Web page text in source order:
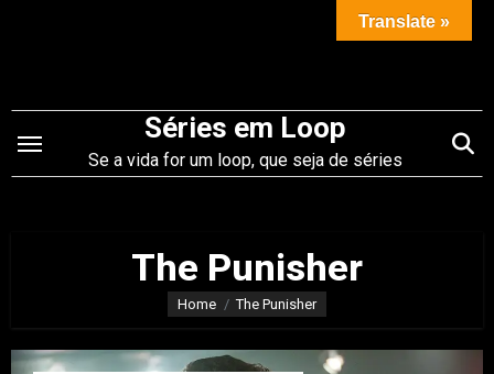
conteúdo
Séries em Loop
Se a vida for um loop, que seja de séries
The Punisher
Home The Punisher
Translate »